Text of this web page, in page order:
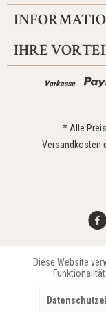
IHRE
Vorkasse
* Alle
Versandkosten
Kontakt
Copyright ©
Funktionale
Diese Website